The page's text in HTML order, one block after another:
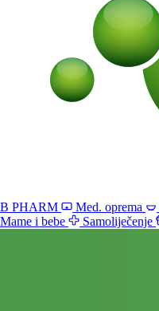
B PHARM Med. oprema
Mame i bebe
Samoliječenje